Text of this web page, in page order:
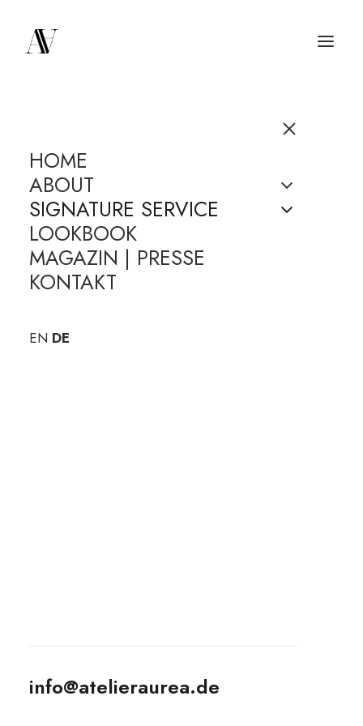
HOME
ABOUT
SIGNATURE SERVICE
LOOKBOOK
MAGAZIN | PRESSE
KONTAKT
EN DE
info@atelieraurea.de
und ist geprägt von einzigartiger Architektur,
beeindruckenden Landschaften und einer